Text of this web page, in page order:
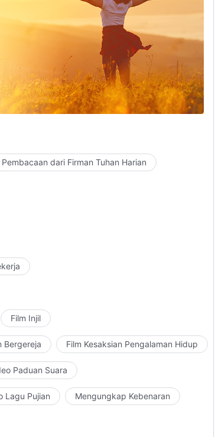
Pembacaan dari Firman Tuhan Harian
Film Injil
Bergereja Film Kesaksian Pengalaman Hidup
Paduan Suara
Lagu Pujian Mengungkap Kebenaran